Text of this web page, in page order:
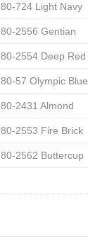
80-724 Light Navy
80-2556 Gentian
80-2554 Deep Red
80-57 Olympic Blue
80-2431 Almond
80-2553 Fire Brick
80-2562 Buttercup